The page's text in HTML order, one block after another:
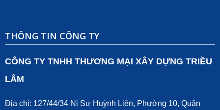
THÔNG TIN CÔNG TY
CÔNG TY TNHH THƯƠNG MẠI XÂY DỰNG TRIỀU
LÂM
Địa chỉ: 127/44/34 Ni Sư Huỳnh Liên, Phường 10, Quận